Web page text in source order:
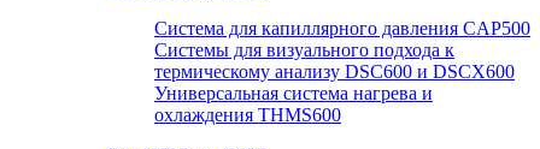
Система для капиллярного давления CAP500
Системы для визуального подхода к
термическому анализу DSC600 и DSCX600
Универсальная система нагрева и
охлаждения THMS600